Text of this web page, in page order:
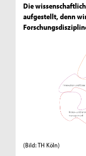
Die
aufgestellt, denn
(Bild: TH Köln)